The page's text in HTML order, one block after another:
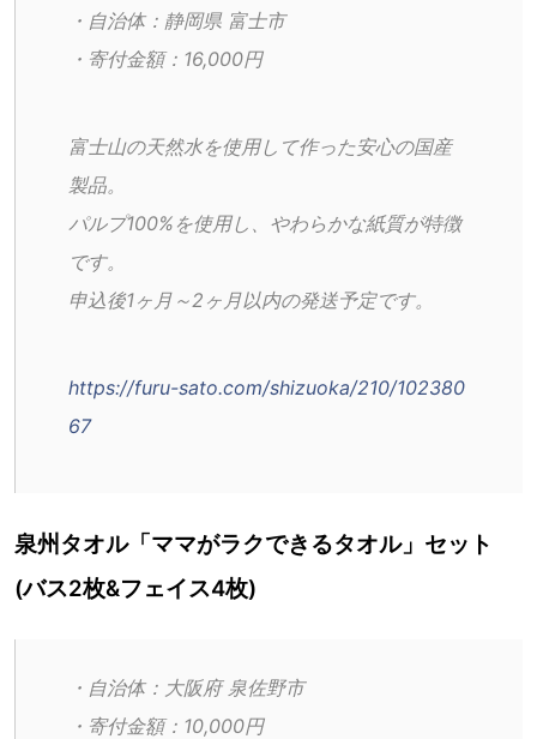
・自治体：静岡県 富士市
・寄付金額：16,000円
富士山の天然水を使用して作った安心の国産
製品。
パルプ100%を使用し、やわらかな紙質が特徴
です。
申込後1ヶ月～2ヶ月以内の発送予定です。
https://furu-sato.com/shizuoka/210/102380
67
泉州タオル「ママがラクできるタオル」セット
(バス2枚&フェイス4枚)
・自治体：大阪府 泉佐野市
・寄付金額：10,000円